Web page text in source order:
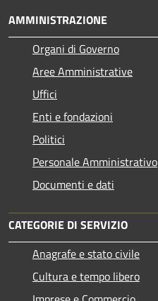
AMMINISTRAZIONE
Organi di Governo
Aree Amministrative
Uffici
Enti e fondazioni
Politici
Personale Amministrativo
Documenti e dati
CATEGORIE DI SERVIZIO
Anagrafe e stato civile
Cultura e tempo libero